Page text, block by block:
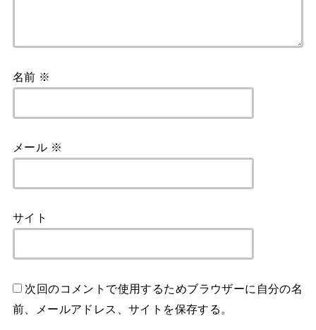
名前 ※
メール ※
サイト
次回のコメントで使用するためブラウザーに自分の名
前、メールアドレス、サイトを保存する。